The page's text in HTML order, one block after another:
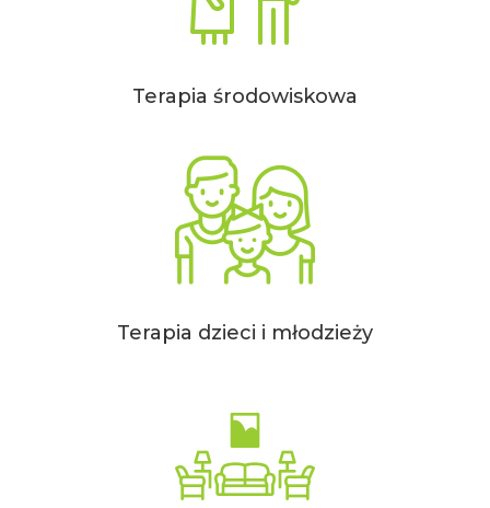
Terapia środowiskowa
Terapia dzieci i młodzieży